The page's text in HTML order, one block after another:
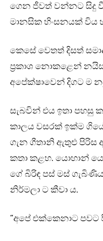
ගෙන ජීවත් වන්නට සිදු
මානසික හිංසනයක් විය
කෙසේ වෙතත් දිසත්
ප්‍රකාශ නොකළෙන්
අපේක්ෂාවෙන් දිගට ම
සැබවින් එය ඉතා
කාලය වසරක් ඉක්ම
ගැන ගීතානි ඇතුළු පිරිස
කතා කළහ. යොහාන්
ගේ බිරිඳ පස් මස්
නිර්මලා ට කීවා ය.
“අපේ එක්කෙනාට